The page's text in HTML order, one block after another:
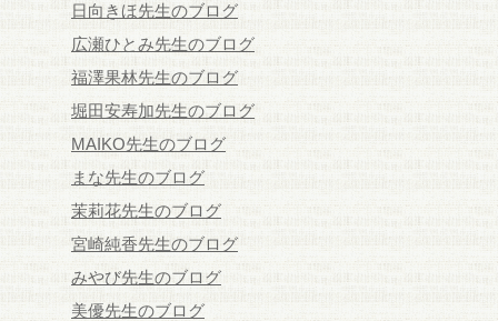
日向きほ先生のブログ
広瀬ひとみ先生のブログ
福澤果林先生のブログ
堀田安寿加先生のブログ
MAIKO先生のブログ
まな先生のブログ
茉莉花先生のブログ
宮崎純香先生のブログ
みやび先生のブログ
美優先生のブログ